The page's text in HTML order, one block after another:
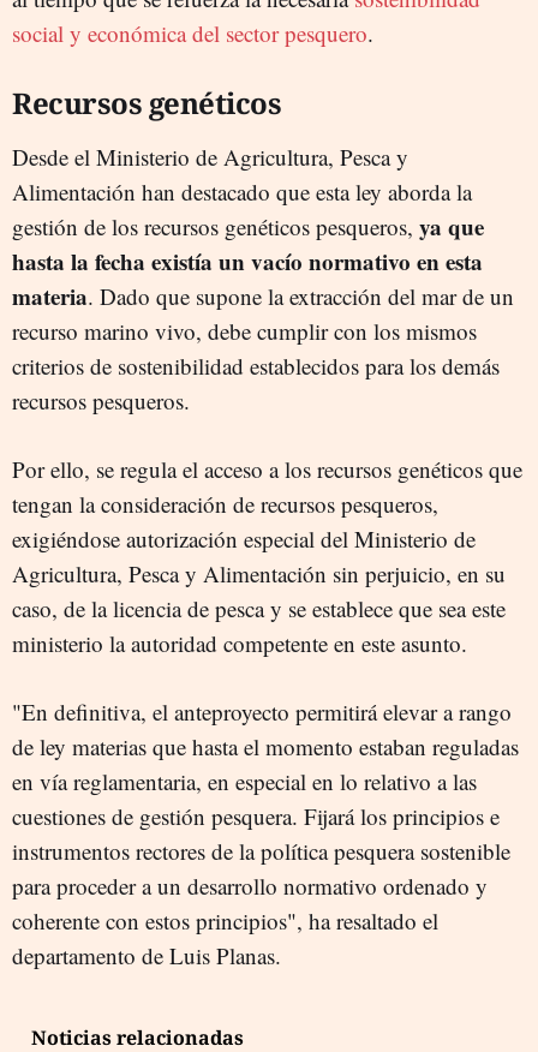
social y económica del sector pesquero.
Recursos genéticos
Desde el Ministerio de Agricultura, Pesca y
Alimentación han destacado que esta ley aborda la
gestión de los recursos genéticos pesqueros, ya que
hasta la fecha existía un vacío normativo en esta
materia. Dado que supone la extracción del mar de un
recurso marino vivo, debe cumplir con los mismos
criterios de sostenibilidad establecidos para los demás
recursos pesqueros.
Por ello, se regula el acceso a los recursos genéticos que
tengan la consideración de recursos pesqueros,
exigiéndose autorización especial del Ministerio de
Agricultura, Pesca y Alimentación sin perjuicio, en su
caso, de la licencia de pesca y se establece que sea este
ministerio la autoridad competente en este asunto.
"En definitiva, el anteproyecto permitirá elevar a rango
de ley materias que hasta el momento estaban reguladas
en vía reglamentaria, en especial en lo relativo a las
cuestiones de gestión pesquera. Fijará los principios e
instrumentos rectores de la política pesquera sostenible
para proceder a un desarrollo normativo ordenado y
coherente con estos principios", ha resaltado el
departamento de Luis Planas.
Noticias relacionadas